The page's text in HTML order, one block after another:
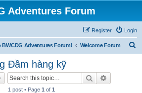
Adventures Forum
Login
Register
BWCDG Adventures Forum! Welcome Forum
Đầm hàng kỹ
Search
1 post • Page 1 of 1